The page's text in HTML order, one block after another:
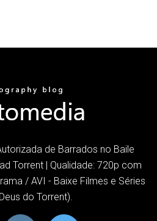
de Barrados no Baile
Torrent | Qualidade: 720p com
/ AVI - Baixe Filmes e Séries
do Torrent).